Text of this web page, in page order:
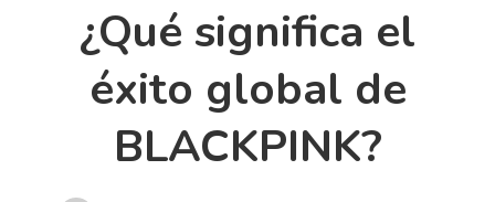
¿Qué significa el
éxito global de
BLACKPINK?